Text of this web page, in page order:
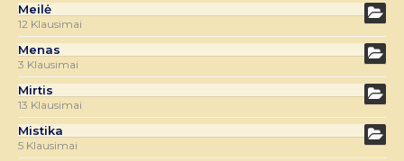
Meilė
12 Klausimai
Menas
3 Klausimai
Mirtis
13 Klausimai
Mistika
5 Klausimai